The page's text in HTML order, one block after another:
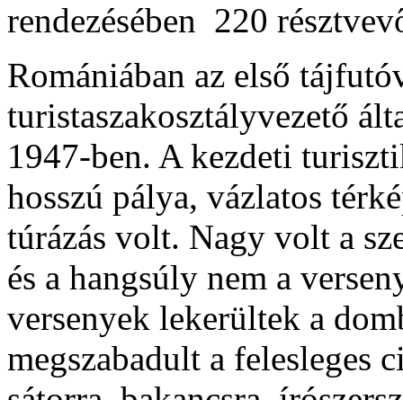
rendezésében  220
Romániában az első
turistaszakosztályvezető
1947-ben. A kezdeti
hosszú pálya, vázlatos
túrázás volt. Nagy volt a
és a hangsúly nem a
versenyek lekerültek a
megszabadult a felesleges